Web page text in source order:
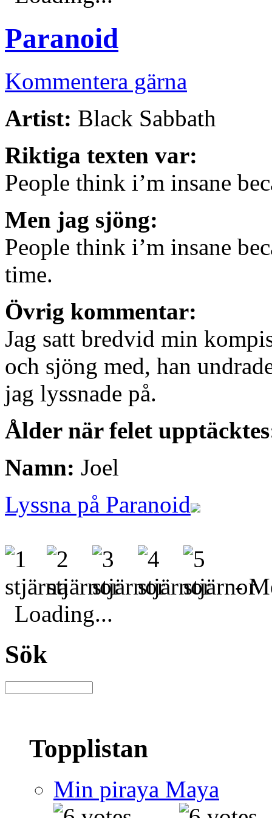
Paranoid
Kommentera gärna
Artist: Black Sabbath
Riktiga texten var:
People think i’m insane
Men jag sjöng:
People think i’m insane
time.
Övrig kommentar:
Jag satt bredvid min
och sjöng med, han
jag lyssnade på.
Ålder när felet
Namn: Joel
Lyssna på Paranoid
-
Loading...
Sök
Topplistan
Min piraya Maya